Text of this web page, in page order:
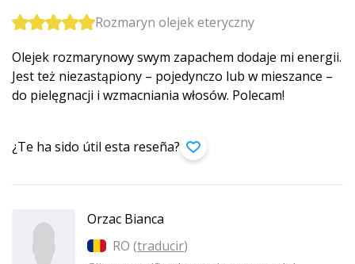
Rozmaryn olejek eteryczny
Olejek rozmarynowy swym zapachem dodaje mi energii.
Jest też niezastąpiony – pojedynczo lub w mieszance –
do pielęgnacji i wzmacniania włosów. Polecam!
¿Te ha sido útil esta reseña?
Orzac Bianca
RO (traducir)